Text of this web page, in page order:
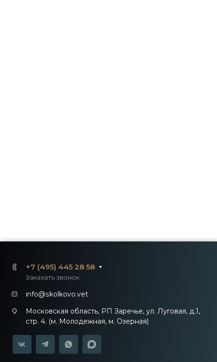
+7 (495) 445 28 58
Заказать звонок
info@skolkovo.vet
Московская область, РП Заречье, ул. Луговая, д.1,
стр. 4. (м. Молодежная, м. Озерная)